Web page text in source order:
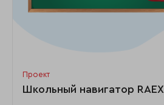
Проект
Школьный навигатор RAEX